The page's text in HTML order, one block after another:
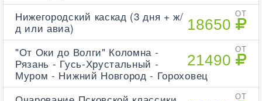
ОТ
18650
Нижегородский каскад (3 дня + ж/
д или авиа)
ОТ
21490
"От Оки до Волги" Коломна -
Рязань - Гусь-Хрустальный -
Муром - Нижний Новгород - Гороховец
ОТ